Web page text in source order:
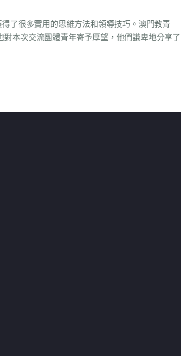
了很多實用的思維方法和領導技巧。澳門教青
本次交流團體青年寄予厚望，他們謙卑地分享了